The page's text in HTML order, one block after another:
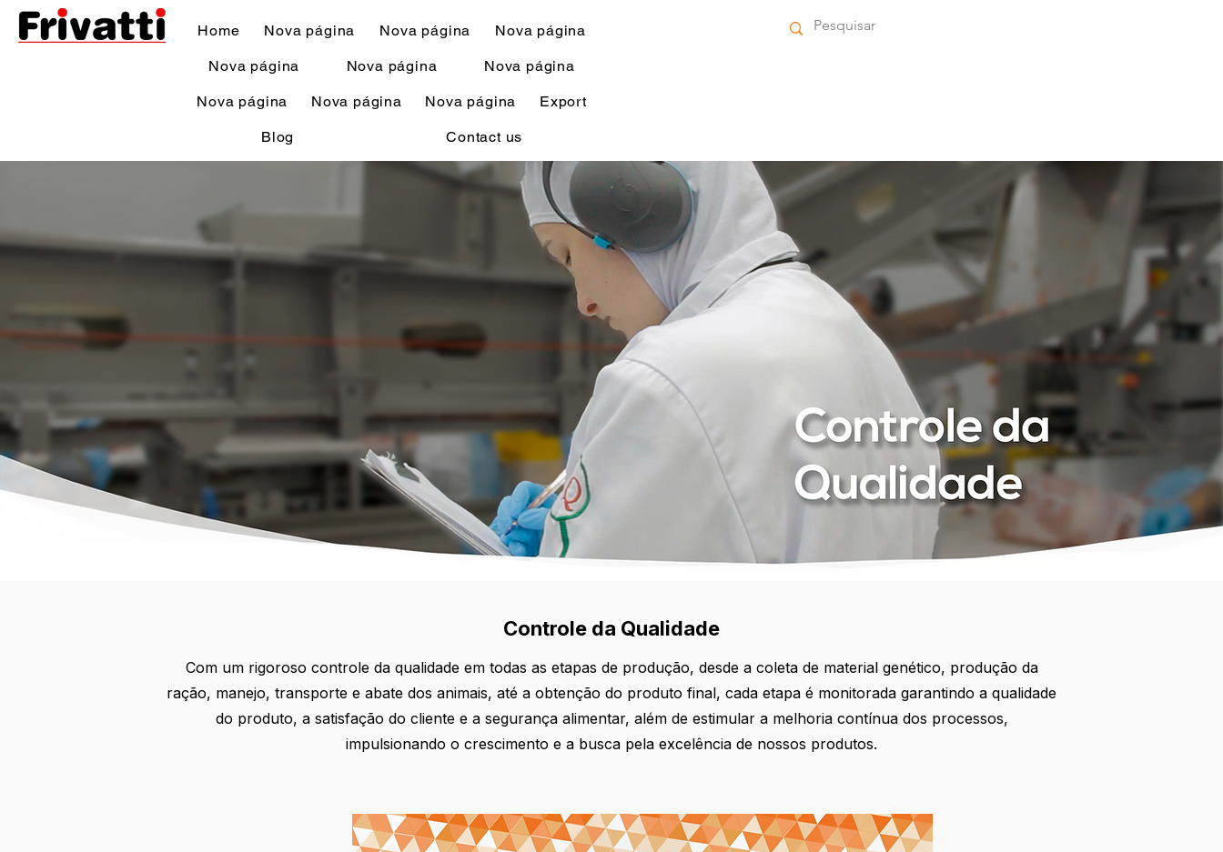
Home Nova página Nova página Nova página
Nova página Nova página Nova página
Nova página Nova página Nova página Export
Blog Contact us
Controle da Qualidade
Com um rigoroso controle da qualidade em todas as etapas de produção, desde a coleta de material genético, produção da
ração, manejo, transporte e abate dos animais, até a obtenção do produto final, cada etapa é monitorada garantindo a qualidade
do produto, a satisfação do cliente e a segurança alimentar, além de estimular a melhoria contínua dos processos,
impulsionando o crescimento e a busca pela excelência de nossos produtos.